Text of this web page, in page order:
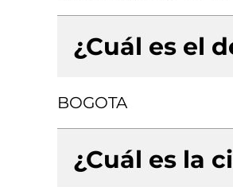
¿Cuál es el
BOGOTA
¿Cuál es la